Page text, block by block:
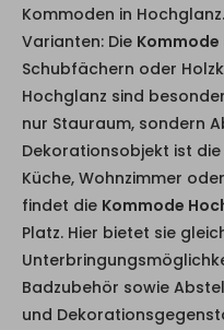
Kommoden in
Varianten: Die Kommode
Schubfächern oder
Hochglanz sind
nur Stauraum, sondern
Dekorationsobjekt ist
Küche, Wohnzimmer
findet die Kommode
Platz. Hier bietet sie
Badzubehör sowie
und